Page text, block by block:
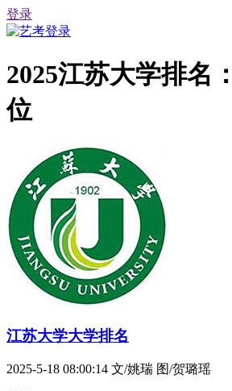
登录
2025江苏大学排名
位
江苏大学大学排名
2025-5-18 08:00:14 文/姚瑞 图/贺璐瑶